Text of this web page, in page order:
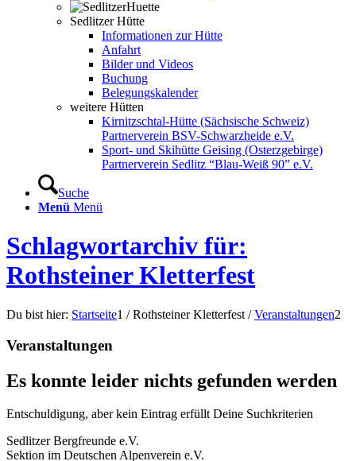
Sedlitzer Hütte
Informationen zur Hütte
Anfahrt
Bilder und Videos
Buchung
Belegungskalender
weitere Hütten
Kirnitzschtal-Hütte (Sächsische Schweiz)
Partnerverein BSV-Schwarzheide e.V.
Sport- und Skihütte Geising (Osterzgebirge)
Partnerverein Sedlitz “Blau-Weiß 90” e.V.
Suche
Menü Menü
Schlagwortarchiv für:
Rothsteiner Kletterfest
Du bist hier: Startseite1 / Rothsteiner Kletterfest / Veranstaltungen2
Veranstaltungen
Es konnte leider nichts gefunden werden
Entschuldigung, aber kein Eintrag erfüllt Deine Suchkriterien
Sedlitzer Bergfreunde e.V.
Sektion im Deutschen Alpenverein e.V.